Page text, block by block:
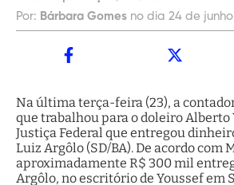
Por: Bárbara Gomes no dia 24 de junho
Na última terça-feira (23), a
que trabalhou para o doleiro Alberto
Justiça Federal que entregou
Luiz Argôlo (SD/BA). De acordo com
aproximadamente R$ 300 mil
Argôlo, no escritório de Youssef em